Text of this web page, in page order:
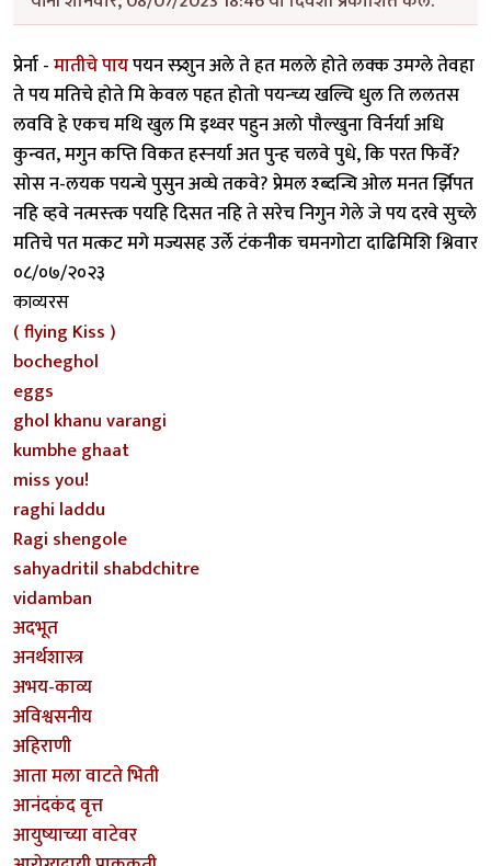
प्रेर्ना -मातीचे पायपयन स्प्र्शुन अले ते हत मलले होते लक्क उमग्ले तेवहा
ते पय मतिचे होते मि केवल पहत होतो पयन्च्य खल्चि धुल ति ललतस
लववि हे एकच मथि खुल मि इथ्वर पहुन अलो पौल्खुना विर्नर्या अधि
कुन्वत, मगुन कप्ति विकत हस्नर्या अत पुन्ह चलवे पुधे, कि परत फिर्वे?
सोस न-लयक पयन्चे पुसुन अव्घे तकवे? प्रेमल श्ब्दन्चि ओल मनत र्झिपत
नहि व्हवे नत्मस्त्क पयहि दिसत नहि ते सरेच निगुन गेले जे पय दरवे सुच्ले
मतिचे पत मत्कट मगे मज्यसह उर्ले टंकनीक चमनगोटा दाढिमिशि श्निवार
०८/०७/२०२३
काव्यरस
( flying Kiss )
bocheghol
eggs
ghol khanu varangi
kumbhe ghaat
miss you!
raghi laddu
Ragi shengole
sahyadritil shabdchitre
vidamban
अदभूत
अनर्थशास्त्र
अभय-काव्य
अविश्वसनीय
अहिराणी
आता मला वाटते भिती
आनंदकंद वृत्त
आयुष्याच्या वाटेवर